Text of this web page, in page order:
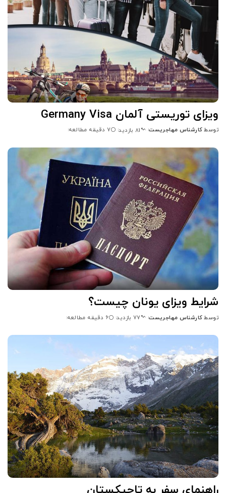
ویزای توریستی آلمان Germany Visa
ارسال
توسط
توسط کارشناس مهاجریست 81 بازدید 7 دقیقه مطالعه
شرایط ویزای یونان چیست؟
ارسال
توسط
توسط کارشناس مهاجریست 77 بازدید 6 دقیقه مطالعه